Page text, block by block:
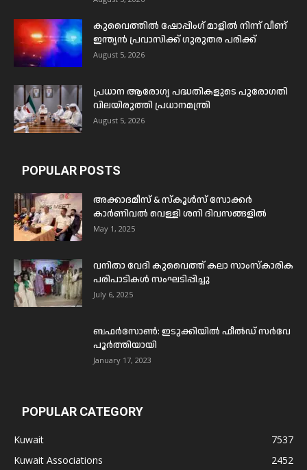
കുവൈത്തിൽ ഷോപ്പിംഗ് മാളിൽ നിന്ന് വീണ്
ഇന്ത്യൻ പ്രവാസിക്ക് ഗുരുതര പരിക്ക്
August 5, 2026
പ്രധാന ആരോഗ്യ പദ്ധതികളുടെ പുരോഗതി
വിലയിരുത്തി പ്രധാനമന്ത്രി
August 5, 2026
POPULAR POSTS
അക്കാദമീസ് & സ്കൂൾസ് സോക്കർ
കാർണിവൽ വെള്ളി ശനി ദിവസങ്ങളിൽ
May 1, 2025
വനിതാ വേദി കുവൈത്ത് കലാ സാംസ്കാരിക
പരിപാടികൾ സംഘടിപ്പിച്ചു
July 6, 2025
ബഫര്‍സോണ്‍: ഇടുക്കിയില്‍ ഫീല്‍ഡ് സര്‍വേ
പൂര്‍ത്തിയായി
January 17, 2023
POPULAR CATEGORY
Kuwait
7537
Kuwait Associations
2452